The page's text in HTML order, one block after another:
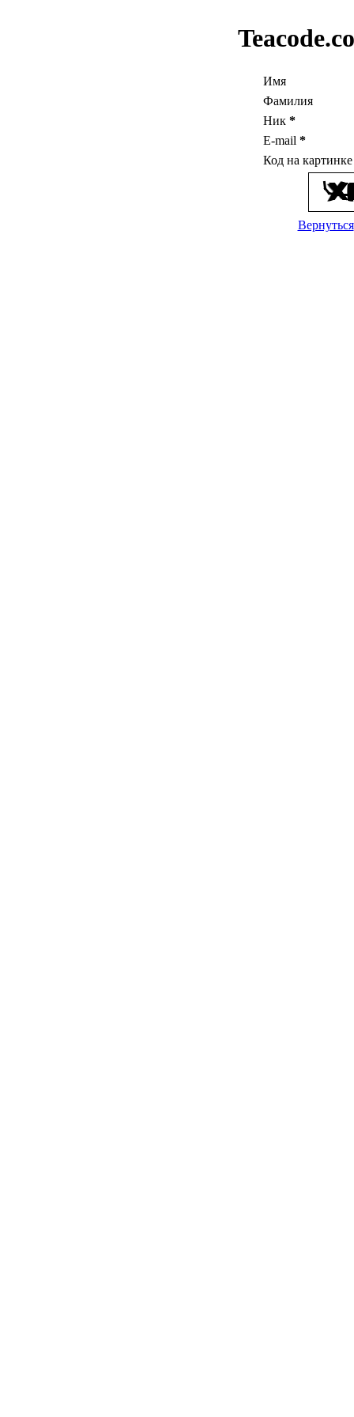
Имя
Фамилия
Ник *
E-mail *
Код на
Вернуться